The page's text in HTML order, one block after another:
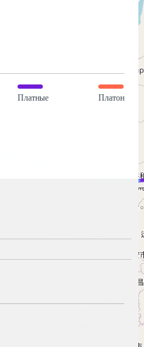
Платные Платон